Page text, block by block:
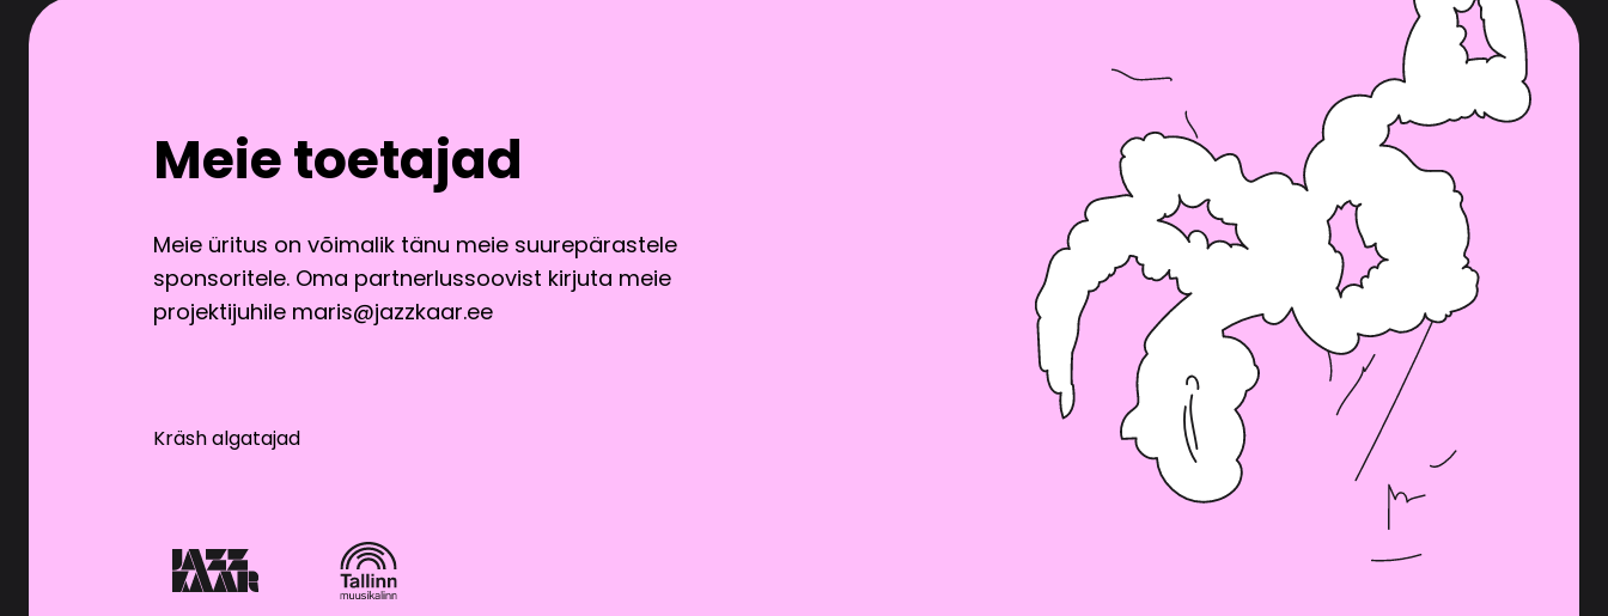
Meie toetajad
Meie üritus on võimalik tänu meie suurepärastele
sponsoritele. Oma partnerlussoovist kirjuta meie
projektijuhile maris@jazzkaar.ee
Kräsh algatajad